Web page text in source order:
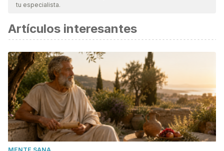
tu especialista.
Artículos interesantes